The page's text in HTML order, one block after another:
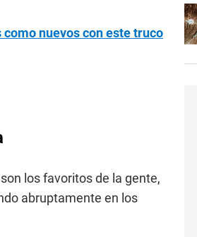
nuevos con este truco
los favoritos de la gente,
abruptamente en los